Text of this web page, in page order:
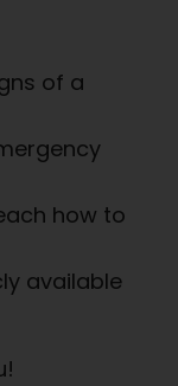
of a
how to
available